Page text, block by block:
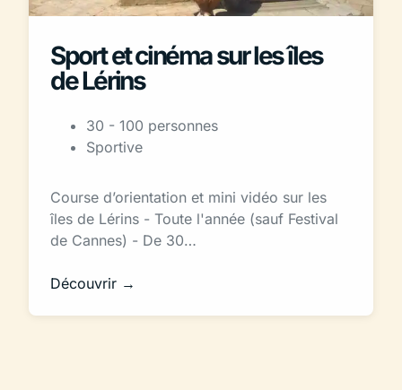
Sport et cinéma sur les îles
de Lérins
30 - 100 personnes
Sportive
Course d’orientation et mini vidéo sur les
îles de Lérins - Toute l'année (sauf Festival
de Cannes) - De 30…
Découvrir →